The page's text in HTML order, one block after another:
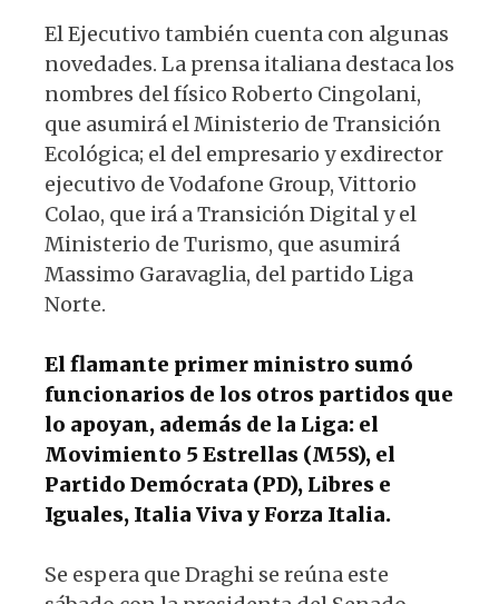
El Ejecutivo también cuenta con algunas
novedades. La prensa italiana destaca los
nombres del físico Roberto Cingolani,
que asumirá el Ministerio de Transición
Ecológica; el del empresario y exdirector
ejecutivo de Vodafone Group, Vittorio
Colao, que irá a Transición Digital y el
Ministerio de Turismo, que asumirá
Massimo Garavaglia, del partido Liga
Norte.
El flamante primer ministro sumó
funcionarios de los otros partidos que
lo apoyan, además de la Liga: el
Movimiento 5 Estrellas (M5S), el
Partido Demócrata (PD), Libres e
Iguales, Italia Viva y Forza Italia.
Se espera que Draghi se reúna este